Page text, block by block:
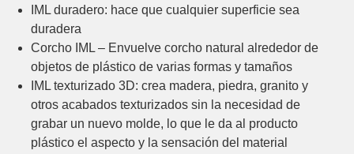
IML duradero: hace que cualquier superficie sea
duradera
Corcho IML – Envuelve corcho natural alrededor de
objetos de plástico de varias formas y tamaños
IML texturizado 3D: crea madera, piedra, granito y
otros acabados texturizados sin la necesidad de
grabar un nuevo molde, lo que le da al producto
plástico el aspecto y la sensación del material